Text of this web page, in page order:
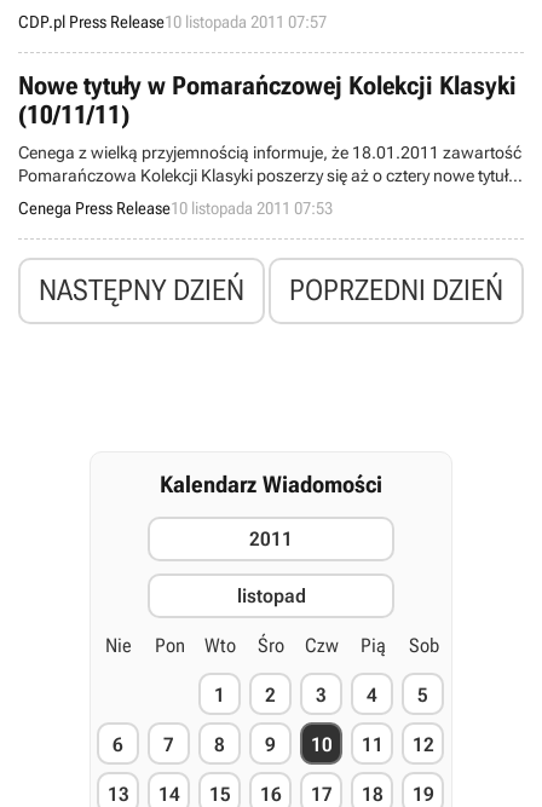
InSanity pojawi się w ofercie CD Projekt 25 listopada w cenie 99,99 zł
(Edycja Standardowa) oraz 199,99 zł (Edycja Kolekcjonerska).
CDP.pl Press Release10 listopada 2011 07:57
Nowe tytuły w Pomarańczowej Kolekcji Klasyki
(10/11/11)
Cenega z wielką przyjemnością informuje, że 18.01.2011 zawartość
Pomarańczowa Kolekcji Klasyki poszerzy się aż o cztery nowe tytuły!
Wśród nowości znajdą się:
Cenega Press Release10 listopada 2011 07:53
NASTĘPNY DZIEŃ POPRZEDNI DZIEŃ
Kalendarz Wiadomości
2011
listopad
Nie Pon Wto Śro Czw Pią Sob
1 2 3 4 5
6 7 8 9 10 11 12
13 14 15 16 17 18 19